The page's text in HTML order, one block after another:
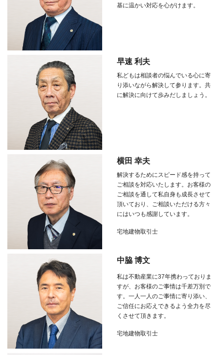
基に温かい対応を心がけます。
早速 利夫
私どもは相談者の悩んでいる心に寄
り添いながら解決して参ります。共
に解決に向けて歩みだしましょう。
横田 幸夫
解決するためにスピード感を持って
ご相談を対応いたします。お客様の
ご相談を通して私自身も成長させて
頂いており、ご相談いただける方々
にはいつも感謝しています。
宅地建物取引士
中脇 博文
私は不動産業に37年携わっておりま
すが、お客様のご事情は千差万別で
す。一人一人のご事情に寄り添い、
ご信任にお応えできるよう全力を尽
くさせて頂きます。
宅地建物取引士